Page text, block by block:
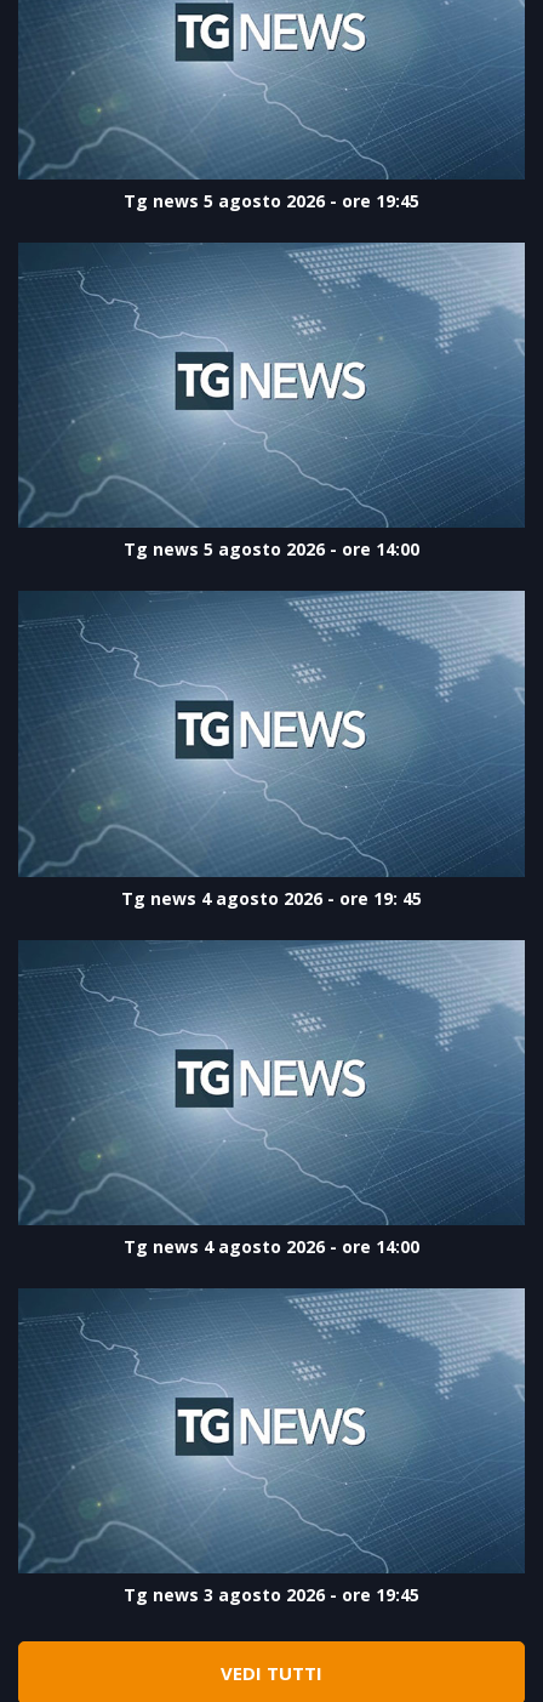
Tg news 5 agosto 2026 - ore 19:45
Tg news 5 agosto 2026 - ore 14:00
Tg news 4 agosto 2026 - ore 19: 45
Tg news 4 agosto 2026 - ore 14:00
Tg news 3 agosto 2026 - ore 19:45
VEDI TUTTI